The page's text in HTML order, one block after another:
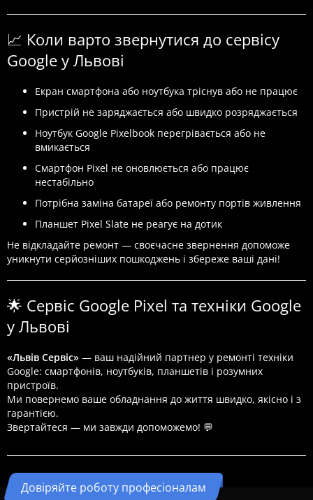
📈 Коли варто звернутися до сервісу
Google у Львові
Екран смартфона або ноутбука тріснув або не працює
Пристрій не заряджається або швидко розряджається
Ноутбук Google Pixelbook перегрівається або не
вмикається
Смартфон Pixel не оновлюється або працює
нестабільно
Потрібна заміна батареї або ремонту портів живлення
Планшет Pixel Slate не реагує на дотик
Не відкладайте ремонт — своєчасне звернення допоможе
уникнути серйозніших пошкоджень і збереже ваші дані!
🌟 Сервіс Google Pixel та техніки Google
у Львові
«Львів Сервіс» — ваш надійний партнер у ремонті техніки
Google: смартфонів, ноутбуків, планшетів і розумних
пристроїв.
Ми повернемо ваше обладнання до життя швидко, якісно і з
гарантією.
Звертайтеся — ми завжди допоможемо! 💬
Довіряйте роботу професіоналам